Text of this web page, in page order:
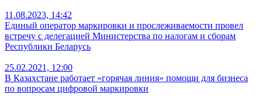
11.08.2023, 14:42
Единый оператор маркировки и прослеживаемости провел
встречу с делегацией Министерства по налогам и сборам
Республики Беларусь
25.02.2021, 12:00
В Казахстане работает «горячая линия» помощи для бизнеса
по вопросам цифровой маркировки